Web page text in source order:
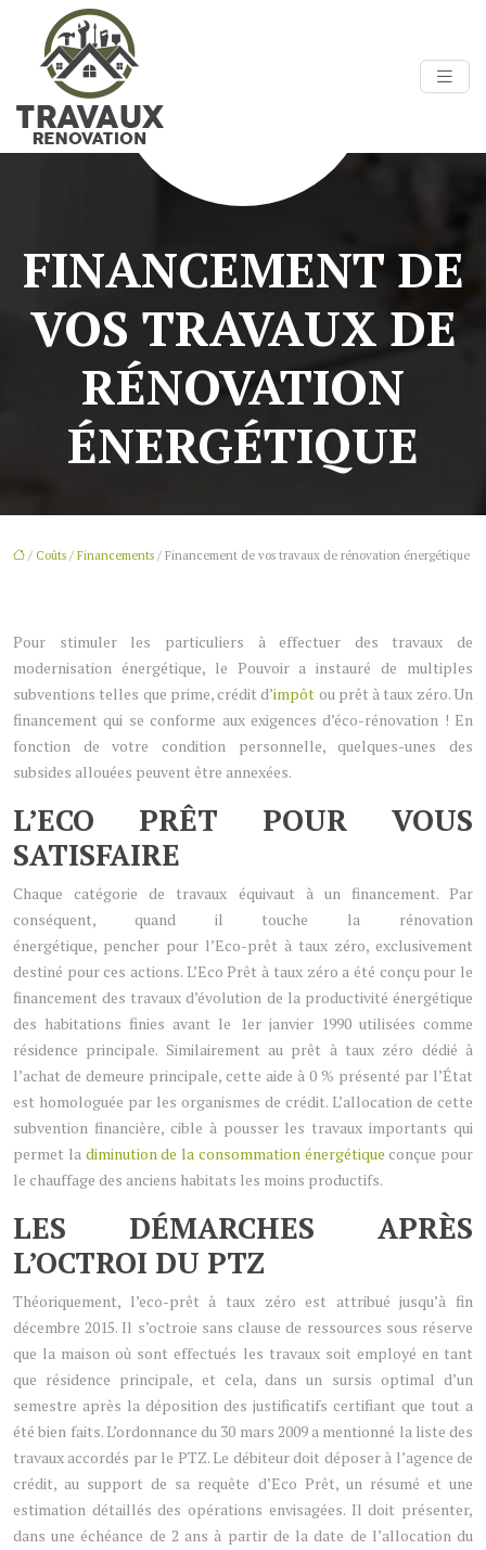
FINANCEMENT DE
VOS TRAVAUX DE
RÉNOVATION
ÉNERGÉTIQUE
/ Coûts / Financements / Financement de vos travaux de rénovation énergétique
Pour stimuler les particuliers à effectuer des travaux de
modernisation énergétique, le Pouvoir a instauré de multiples
subventions telles que prime, crédit d’impôt ou prêt à taux zéro. Un
financement qui se conforme aux exigences d’éco-rénovation ! En
fonction de votre condition personnelle, quelques-unes des
subsides allouées peuvent être annexées.
L’ECO PRÊT POUR VOUS
SATISFAIRE
Chaque catégorie de travaux équivaut à un financement. Par
conséquent, quand il touche la rénovation
énergétique, pencher pour l’Eco-prêt à taux zéro, exclusivement
destiné pour ces actions. L’Eco Prêt à taux zéro a été conçu pour le
financement des travaux d’évolution de la productivité énergétique
des habitations finies avant le 1er janvier 1990 utilisées comme
résidence principale. Similairement au prêt à taux zéro dédié à
l’achat de demeure principale, cette aide à 0 % présenté par l’État
est homologuée par les organismes de crédit. L’allocation de cette
subvention financière, cible à pousser les travaux importants qui
permet la diminution de la consommation énergétique conçue pour
le chauffage des anciens habitats les moins productifs.
LES DÉMARCHES APRÈS
L’OCTROI DU PTZ
Théoriquement, l’eco-prêt à taux zéro est attribué jusqu’à fin
décembre 2015. Il s’octroie sans clause de ressources sous réserve
que la maison où sont effectués les travaux soit employé en tant
que résidence principale, et cela, dans un sursis optimal d’un
semestre après la déposition des justificatifs certifiant que tout a
été bien faits. L’ordonnance du 30 mars 2009 a mentionné la liste des
travaux accordés par le PTZ. Le débiteur doit déposer à l’agence de
crédit, au support de sa requête d’Eco Prêt, un résumé et une
estimation détaillés des opérations envisagées. Il doit présenter,
dans une échéance de 2 ans à partir de la date de l’allocation du